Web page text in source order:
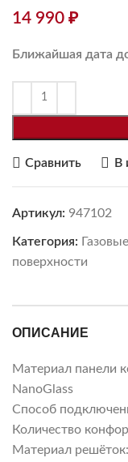
14 990 ₽
Ближайшая дата
Сравнить В
Артикул: 947102
Категория:
поверхности
ОПИСАНИЕ
Материал панели
NanoGlass
Способ
Количество
Материал решёток: